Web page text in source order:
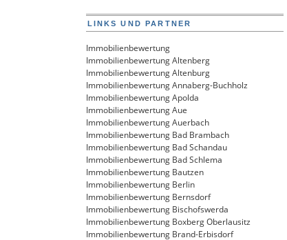
LINKS UND PARTNER
Immobilienbewertung
Immobilienbewertung Altenberg
Immobilienbewertung Altenburg
Immobilienbewertung Annaberg-Buchholz
Immobilienbewertung Apolda
Immobilienbewertung Aue
Immobilienbewertung Auerbach
Immobilienbewertung Bad Brambach
Immobilienbewertung Bad Schandau
Immobilienbewertung Bad Schlema
Immobilienbewertung Bautzen
Immobilienbewertung Berlin
Immobilienbewertung Bernsdorf
Immobilienbewertung Bischofswerda
Immobilienbewertung Boxberg Oberlausitz
Immobilienbewertung Brand-Erbisdorf